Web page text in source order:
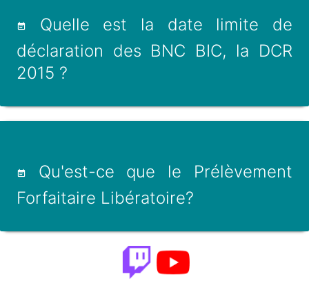
Quelle est la date limite de
déclaration des BNC BIC, la DCR
2015 ?
Qu'est-ce que le Prélèvement
Forfaitaire Libératoire?